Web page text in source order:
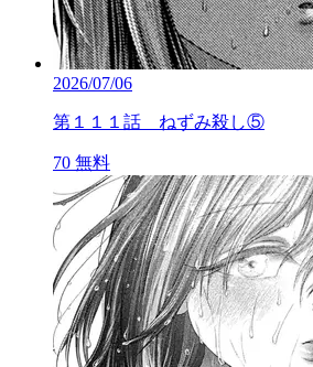
2026/07/06
第１１１話 ねずみ殺し⑤
70 無料